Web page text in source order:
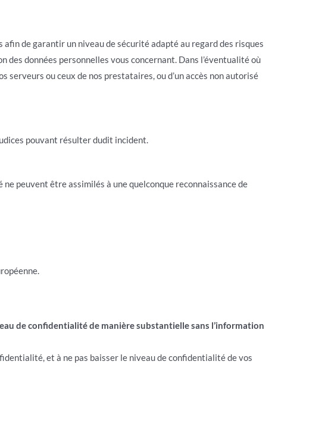
de garantir un niveau de sécurité adapté au regard des risques
des données personnelles vous concernant. Dans l’éventualité où
serveurs ou ceux de nos prestataires, ou d’un accès non autorisé
pouvant résulter dudit incident.
peuvent être assimilés à une quelconque reconnaissance de
de confidentialité de manière substantielle sans l’information
et à ne pas baisser le niveau de confidentialité de vos